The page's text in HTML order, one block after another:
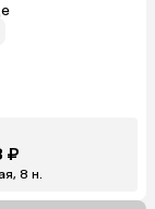
₽
8 н.